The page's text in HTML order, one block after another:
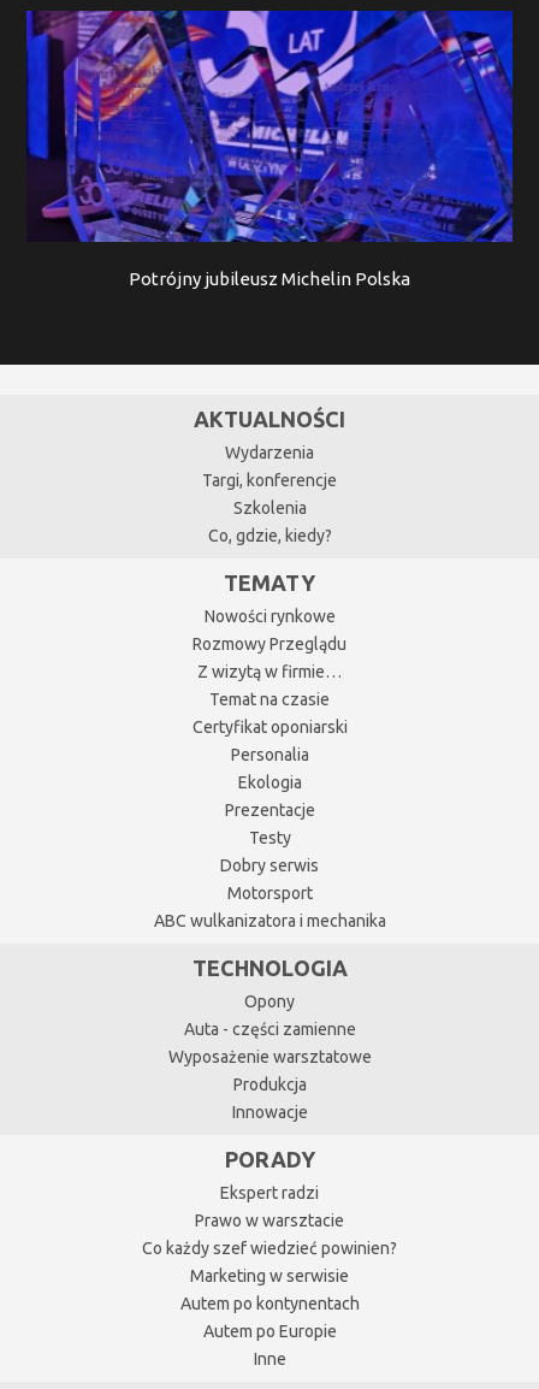
Potrójny jubileusz Michelin Polska
AKTUALNOŚCI
Wydarzenia
Targi, konferencje
Szkolenia
Co, gdzie, kiedy?
TEMATY
Nowości rynkowe
Rozmowy Przeglądu
Z wizytą w firmie…
Temat na czasie
Certyfikat oponiarski
Personalia
Ekologia
Prezentacje
Testy
Dobry serwis
Motorsport
ABC wulkanizatora i mechanika
TECHNOLOGIA
Opony
Auta - części zamienne
Wyposażenie warsztatowe
Produkcja
Innowacje
PORADY
Ekspert radzi
Prawo w warsztacie
Co każdy szef wiedzieć powinien?
Marketing w serwisie
Autem po kontynentach
Autem po Europie
Inne